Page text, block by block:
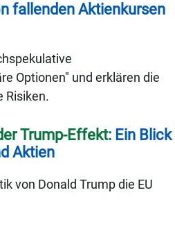
fallenden Aktienkursen
Optionen" und erklären die
Risiken.
Trump-Effekt: Ein Blick
Aktien
von Donald Trump die EU